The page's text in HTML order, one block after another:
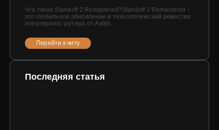
Что такое Standoff 2 Remastered?Standoff 2 Remastered -
это глобальное обновление и технологический ремастер
популярного шутера от Axleb...
Перейти к читу
Последняя статья